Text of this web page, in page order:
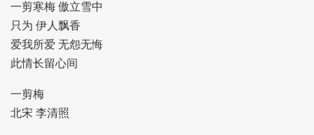
一剪寒梅 傲立雪中
只为 伊人飘香
爱我所爱 无怨无悔
此情长留心间
一剪梅
北宋 李清照